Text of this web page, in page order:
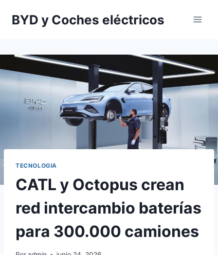
BYD y Coches eléctricos
TECNOLOGIA
CATL y Octopus crean
red intercambio baterías
para 300.000 camiones